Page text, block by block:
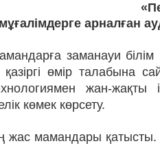
арналған
заманауи білім
өмір талабына
жан-жақты
көмек көрсету.
жас мамандары